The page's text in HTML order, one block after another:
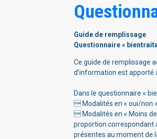
Guide de remplissage
Questionnaire «
Ce guide de remplissage
d’information est apporté
Dans le questionnaire «
 Modalités en « oui/non
 Modalités en « Moins de
proportion correspondant
présentes au moment de